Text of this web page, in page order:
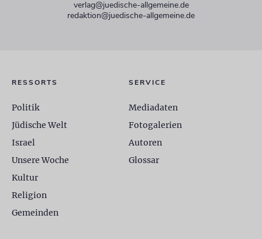
verlag@juedische-allgemeine.de
redaktion@juedische-allgemeine.de
RESSORTS
Politik
Jüdische Welt
Israel
Unsere Woche
Kultur
Religion
Gemeinden
SERVICE
Mediadaten
Fotogalerien
Autoren
Glossar